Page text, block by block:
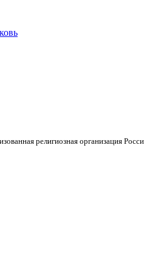
религиозная организация